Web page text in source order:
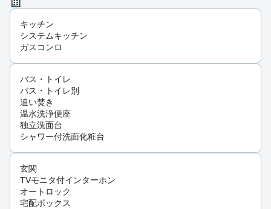
キッチン
システムキッチン
ガスコンロ
バス・トイレ
バス・トイレ別
追い焚き
温水洗浄便座
独立洗面台
シャワー付洗面化粧台
玄関
TVモニタ付インターホン
オートロック
宅配ボックス